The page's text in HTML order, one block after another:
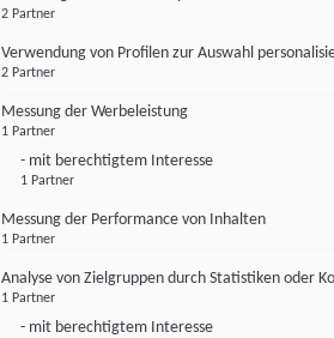
2 Partner
Verwendung von Profilen zur Auswahl
2 Partner
Messung der Werbeleistung
1 Partner
- mit berechtigtem Interesse
1 Partner
Messung der Performance von Inhalten
1 Partner
Analyse von Zielgruppen durch Statistiken oder
1 Partner
- mit berechtigtem Interesse